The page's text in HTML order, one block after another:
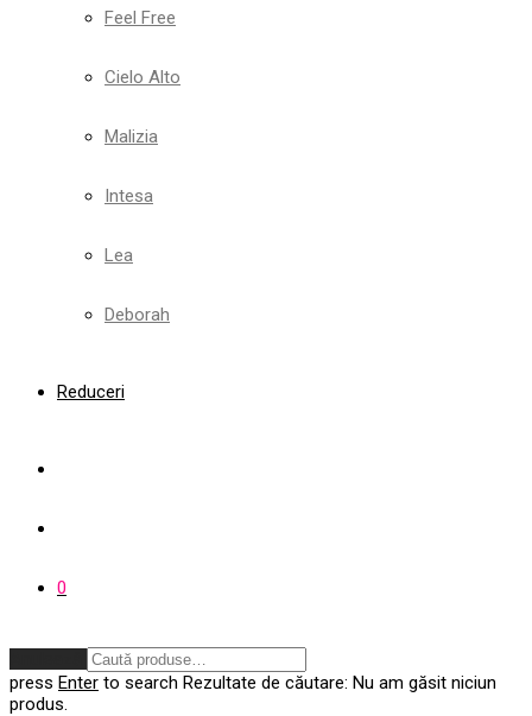
Feel Free
Cielo Alto
Malizia
Intesa
Lea
Deborah
Reduceri
0
press Enter to search Rezultate de căutare: Nu am găsit niciun
produs.